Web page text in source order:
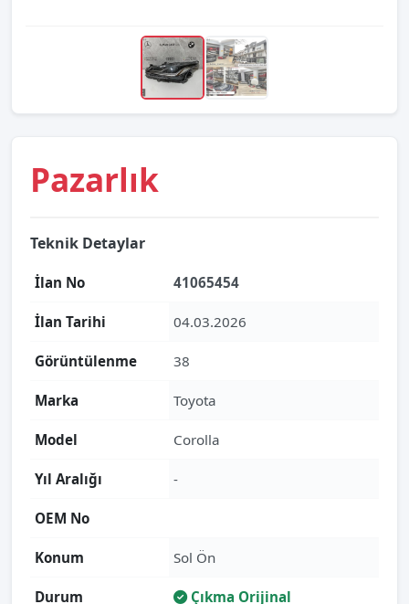
Pazarlık
Teknik Detaylar
İlan No 41065454
İlan Tarihi 04.03.2026
Görüntülenme 38
Marka Toyota
Model Corolla
Yıl Aralığı -
OEM No
Konum Sol Ön
Durum Çıkma Orijinal